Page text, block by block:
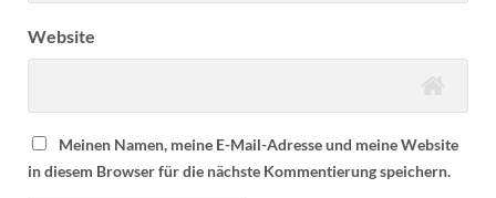
Website
Meinen Namen, meine E-Mail-Adresse und meine Website
in diesem Browser für die nächste Kommentierung speichern.